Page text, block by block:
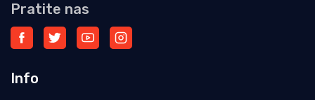
Pratite nas
Info